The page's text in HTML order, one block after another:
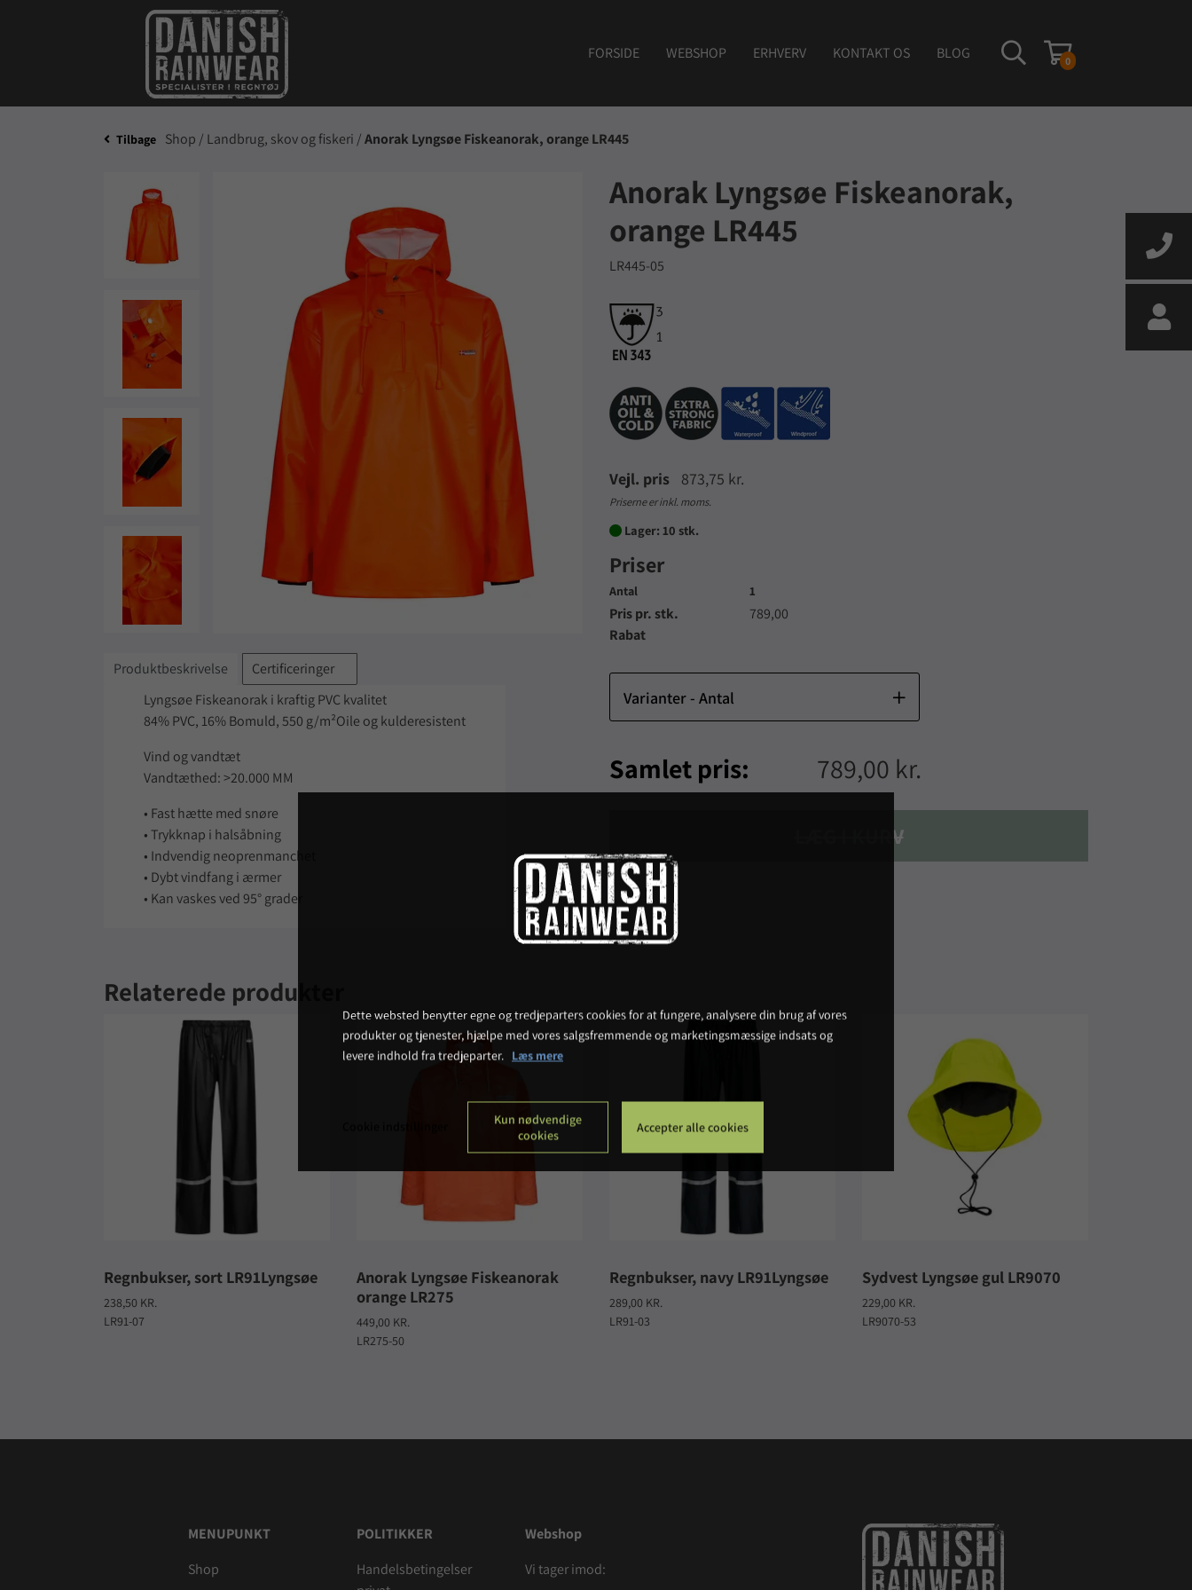
0
FORSIDE WEBSHOP ERHVERV KONTAKT OS BLOG
Tilbage Shop / Landbrug, skov og fiskeri /Anorak Lyngsøe Fiskeanorak, orange LR445
Produktbeskrivelse
Certificeringer
Lyngsøe Fiskeanorak i kraftig PVC kvalitet
84% PVC, 16% Bomuld, 550 g/m²Oile og kulderesistent
Vind og vandtæt
Vandtæthed: >20.000 MM
• Fast hætte med snøre
• Trykknap i halsåbning
• Indvendig neoprenmanchet
• Dybt vindfang i ærmer
• Kan vaskes ved 95° grader
Anorak Lyngsøe Fiskeanorak,
orange LR445
LR445-05
Vejl. pris 873,75 kr.
Priserne er inkl. moms.
 Lager: 10 stk.
Priser
Antal
Pris pr. stk.
Rabat
1
789,00
Varianter - Antal
Samlet pris: 789,00 kr.
LÆG I KURV
Relaterede produkter
Regnbukser, sort LR91Lyngsøe
238,50 KR.
LR91-07
Anorak Lyngsøe Fiskeanorak
orange LR275
449,00 KR.
LR275-50
Regnbukser, navy LR91Lyngsøe
289,00 KR.
LR91-03
Sydvest Lyngsøe gul LR9070
229,00 KR.
LR9070-53
MENUPUNKT
Shop
POLITIKKER
Handelsbetingelser
Webshop
Vi tager imod:
Dette websted benytter egne og tredjeparters cookies for at fungere, analysere din brug af vores
produkter og tjenester, hjælpe med vores salgsfremmende og marketingsmæssige indsats og
levere indhold fra tredjeparter. Læs mere
Kun nødvendige
cookies
Accepter alle cookies